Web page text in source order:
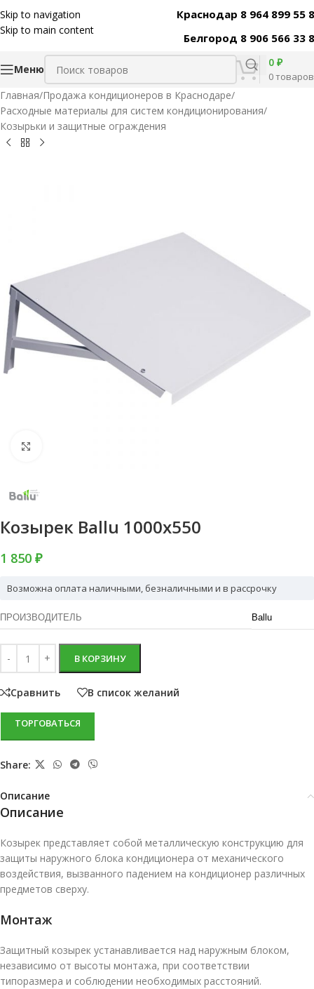
Skip to navigation
Skip to main content
Краснодар 8 964 899 55
Белгород 8 906 566 33
Меню
0товаров
0 ₽
Главная/Продажа кондиционеров в Краснодаре/
Расходные материалы для систем кондиционирования/
Козырьки и защитные ограждения
Код товара:30593
Козырек Ballu 1000х550
1 850 ₽
Возможна оплата наличными, безналичными и в рассрочку
ПРОИЗВОДИТЕЛЬ Ballu
В КОРЗИНУ
Сравнить В список желаний
ТОРГОВАТЬСЯ
Share:
Описание
Описание
Козырек представляет собой металлическую конструкцию для
защиты наружного блока кондиционера от механического
воздействия, вызванного падением на кондиционер различных
предметов сверху.
Монтаж
Защитный козырек устанавливается над наружным блоком,
независимо от высоты монтажа, при соответствии
типоразмера и соблюдении необходимых расстояний.